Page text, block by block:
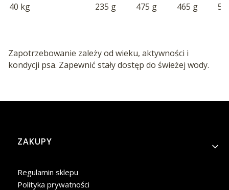
40 kg
235 g 475 g 465 g
Zapotrzebowanie zależy od wieku, aktywności i
kondycji psa. Zapewnić stały dostęp do świeżej wody.
Linki w stopce
ZAKUPY
Regulamin sklepu
Polityka prywatności